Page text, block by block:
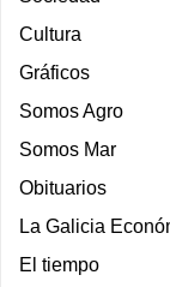
Cultura
Gráficos
Somos Agro
Somos Mar
Obituarios
La Galicia
El tiempo